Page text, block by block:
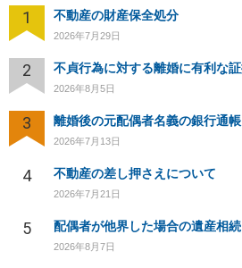
1 不動産の財産保全処分
2026年7月29日
2
2026年8月5日
3
2026年7月13日
4 不動産の差し押さえについて
2026年7月21日
5 配偶者が他界した場合の遺産相続
2026年8月7日